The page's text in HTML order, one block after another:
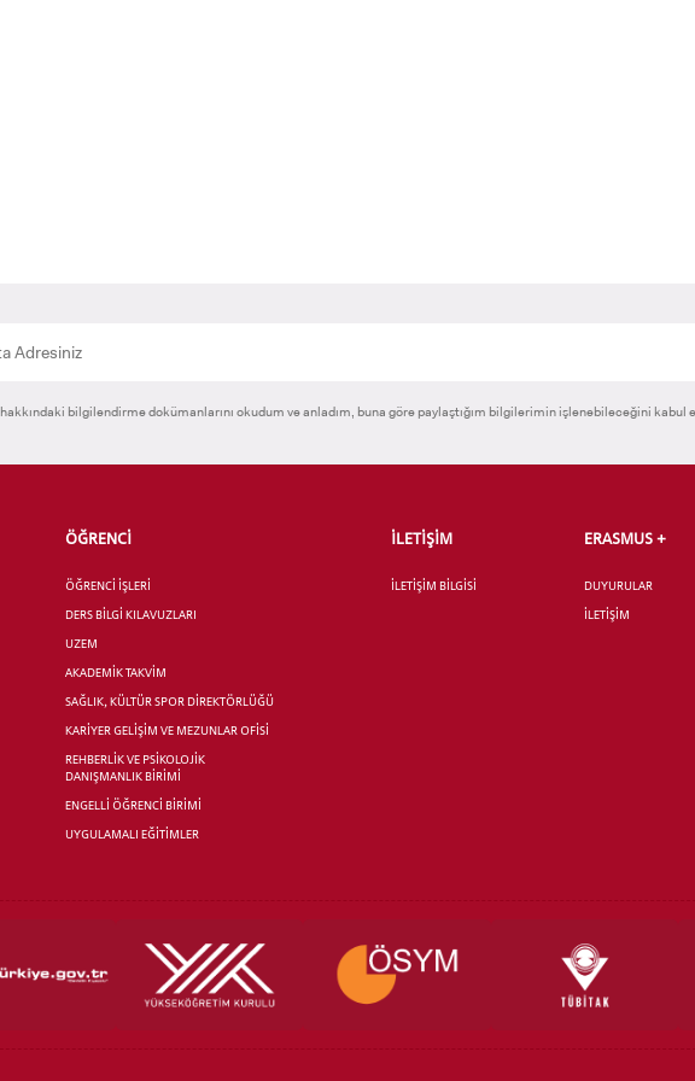
hakkındaki bilgilendirme dokümanlarını okudum ve anladım, buna göre paylaştığım bilgilerimin işlenebileceğini kabul
ÖĞRENCİ
ÖĞRENCİ İŞLERİ
DERS BİLGİ KILAVUZLARI
UZEM
AKADEMİK TAKVİM
SAĞLIK, KÜLTÜR SPOR DİREKTÖRLÜĞÜ
KARİYER GELİŞİM VE MEZUNLAR OFİSİ
REHBERLİK VE PSİKOLOJİK
DANIŞMANLIK BİRİMİ
ENGELLİ ÖĞRENCİ BİRİMİ
UYGULAMALI EĞİTİMLER
İLETİŞİM
İLETİŞİM BİLGİSİ
ERASMUS +
DUYURULAR
İLETİŞİM